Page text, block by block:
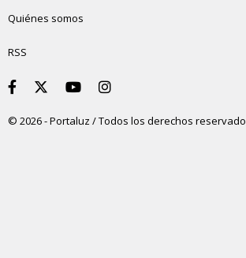
Quiénes somos
RSS
© 2026 - Portaluz / Todos los derechos